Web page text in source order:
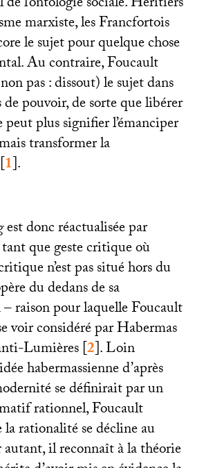
marxiste, les Francfortois
le sujet pour quelque chose
Au contraire, Foucault
pas : dissout) le sujet dans
pouvoir, de sorte que libérer
plus signifier l’émanciper
transformer la
1].
est donc réactualisée par
que geste critique où
n’est pas situé hors du
du dedans de sa
raison pour laquelle Foucault
voir considéré par Habermas
Lumières[2]. Loin
habermassienne d’après
se définirait par un
rationnel, Foucault
rationalité se décline au
il reconnaît à la théorie